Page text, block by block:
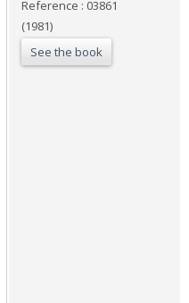
Reference : 03861
(1981)
See the book